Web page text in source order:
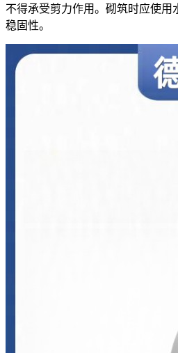
不得承受剪力作用。砌筑时应使用
稳固性。